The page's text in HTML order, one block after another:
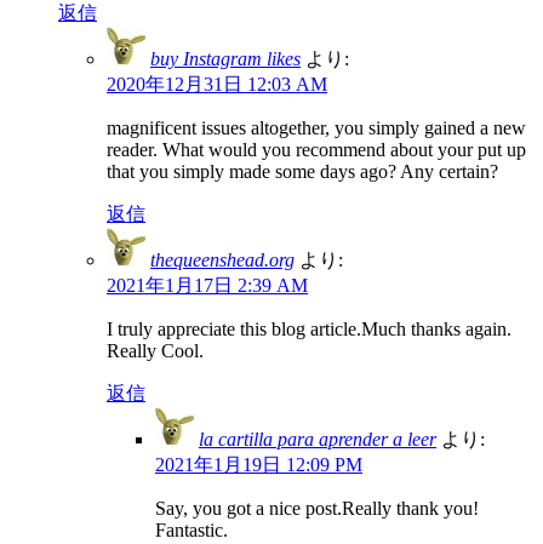
返信
buy Instagram likes より:
2020年12月31日 12:03 AM
magnificent issues altogether, you simply gained a new
reader. What would you recommend about your put up
that you simply made some days ago? Any certain?
返信
thequeenshead.org より:
2021年1月17日 2:39 AM
I truly appreciate this blog article.Much thanks again.
Really Cool.
返信
la cartilla para aprender a leer より:
2021年1月19日 12:09 PM
Say, you got a nice post.Really thank you!
Fantastic.